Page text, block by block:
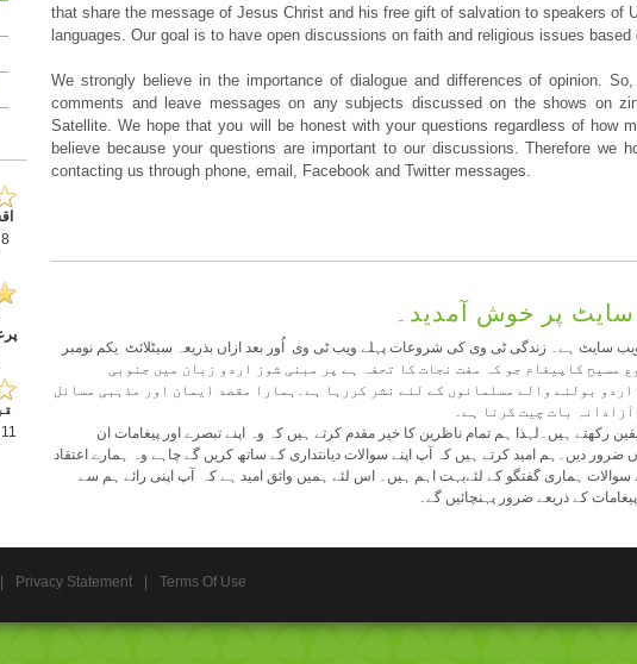
that share the message of Jesus Christ and his free gift of salvation to speakers of
languages. Our goal is to have open discussions on faith and religious issues
We strongly believe in the importance of dialogue and differences of opinion.
comments and leave messages on any subjects discussed on the shows on
Satellite. We hope that you will be honest with your questions regardless of how
believe because your questions are important to our discussions. Therefore we
contacting us through phone, email, Facebook and Twitter messages.
پر خوش آمدید۔
سایٹ ہے۔ زندگی ٹی وی کی شروعات پہلے ویب ٹی وی اُور بعد ازاں بذریعہ سیٹلائٹ یکم نومبر
مسیح کاپیغام جو کہ مفت نجات کا تحفہ ہے پر مبنی شوز اردو زبان میں جنوبی
بولنے والے مسلمانوں کے لئے نشر کررہا ہے۔ہمارا مقصد ایمان اور مذہبی مسائل
بات چیت کرنا ہے۔
رکھتے ہیں۔لہذا ہم تمام ناظرین کا خیر مقدم کرتے ہیں کہ وہ اپنے تبصرے اور پیغامات ان
دیں۔ہم امید کرتے ہیں کہ آپ اپنے سوالات دیانتداری کے ساتھ کریں گے چاہے وہ ہمارے اعتقاد
ہماری گفتگو کے لئےبہت اہم ہیں۔ اس لئے ہمیں واثق امید ہے کہ آپ اپنی رائے ہم سے
کے ذریعے ضرور پہنچائیں گے۔
Privacy Statement Terms Of Use